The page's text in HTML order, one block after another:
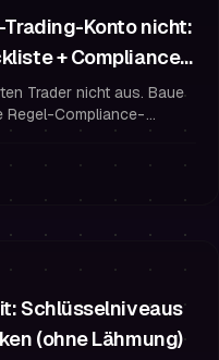
Konto nicht:
+ Compliance-
Trader nicht aus. Baue
Regel-Compliance-
und Ergebnisse zu
Schlüsselniveaus
(ohne Lähmung)